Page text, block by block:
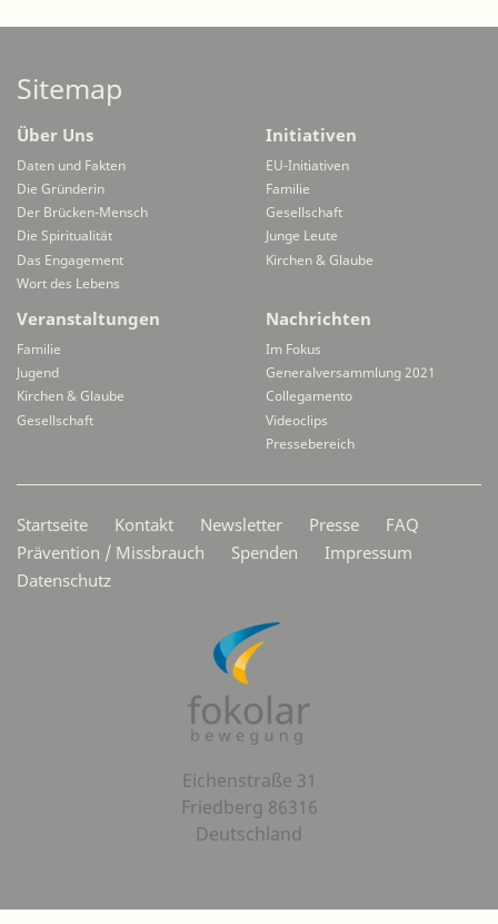
Sitemap
Über Uns
Daten und Fakten
Die Gründerin
Der Brücken-Mensch
Die Spiritualität
Das Engagement
Wort des Lebens
Initiativen
EU-Initiativen
Familie
Gesellschaft
Junge Leute
Kirchen & Glaube
Veranstaltungen
Familie
Jugend
Kirchen & Glaube
Gesellschaft
Nachrichten
Im Fokus
Generalversammlung 2021
Collegamento
Videoclips
Pressebereich
Startseite Kontakt Newsletter Presse
FAQ
Prävention / Missbrauch
Spenden
Impressum
Datenschutz
Eichenstraße 31
Friedberg 86316
Deutschland